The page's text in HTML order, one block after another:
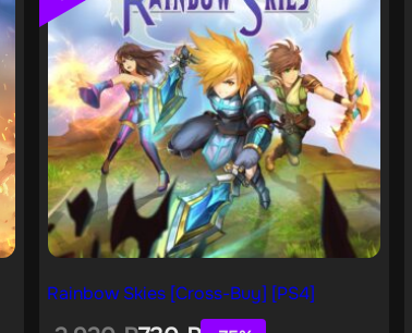
Rainbow Skies [Cross-Buy] [PS4]